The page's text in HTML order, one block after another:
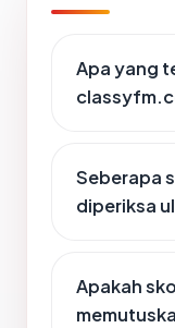
Apa yang
Seberapa
diperiksa
Apakah